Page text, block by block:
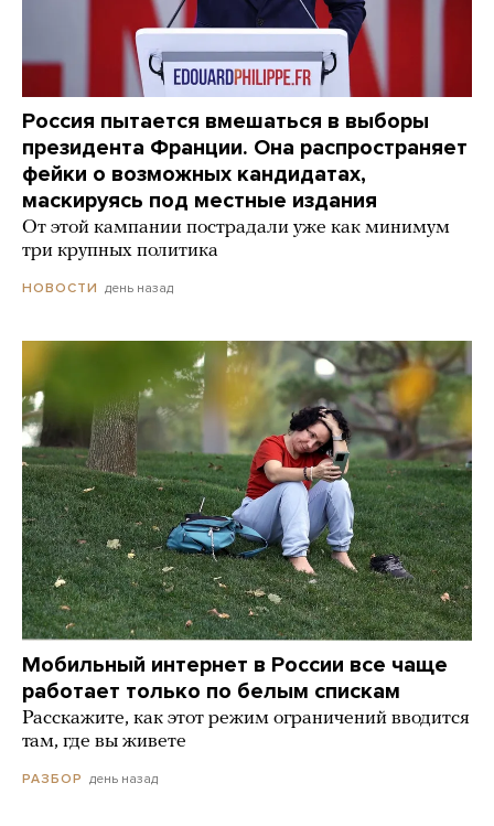
Россия пытается вмешаться в выборы
президента Франции. Она распространяет
фейки о возможных кандидатах,
маскируясь под местные издания
От этой кампании пострадали уже как минимум
три крупных политика
НОВОСТИ день назад
Мобильный интернет в России все чаще
работает только по белым спискам
Расскажите, как этот режим ограничений вводится
там, где вы живете
РАЗБОР день назад